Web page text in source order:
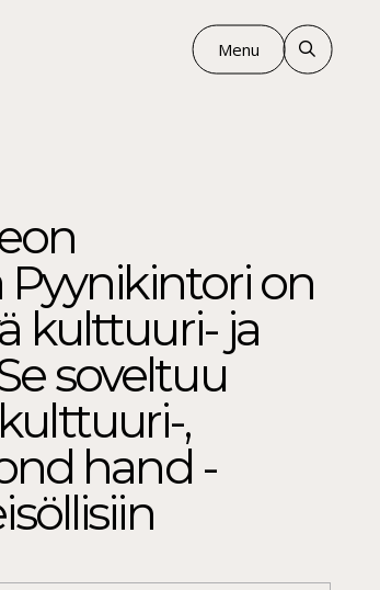
Menu
Pyynikintori on
kulttuuri- ja
soveltuu
,
hand -